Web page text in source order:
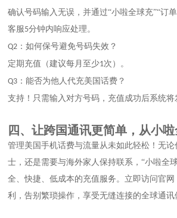
确认号码输入无误，并通过“小啦全球充”“订
客服5分钟内响应处理。
Q2 ：如何保号避免号码失效？
定期充值（建议每月至少1次）。
Q3 ：能否为他人代充美国话费 ？
支持！只需输入对方号码，充值成功后系统将
四、让跨国通讯更简单，从小啦
管理美国手机话费与流量从未如此轻松！无论
士，还是需要与海外家人保持联系，“小啦全
全、快捷、低成本的充值服务。立即访问官
利，告别繁琐操作，享受无缝连接的全球通讯